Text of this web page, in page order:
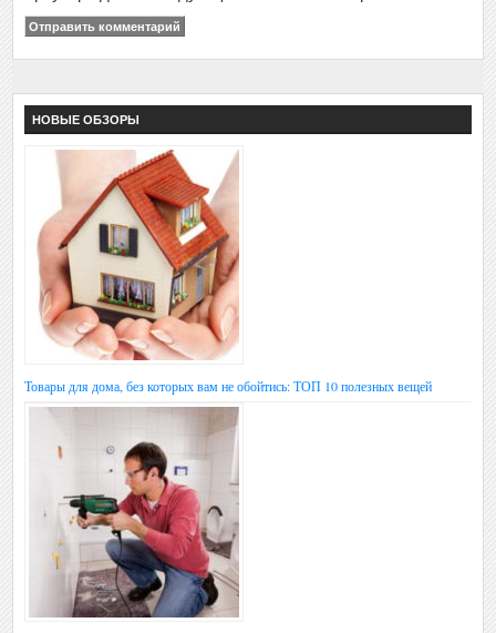
НОВЫЕ ОБЗОРЫ
Товары для дома, без которых вам не обойтись: ТОП 10 полезных вещей